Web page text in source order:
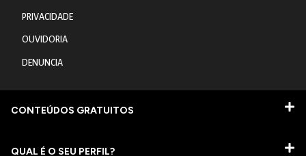
PRIVACIDADE
OUVIDORIA
DENUNCIA
CONTEÚDOS GRATUITOS
QUAL É O SEU PERFIL?